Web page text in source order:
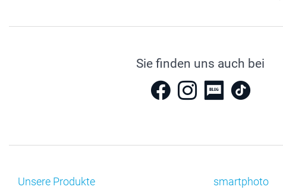
Sie finden uns auch bei
Unsere Produkte smartphoto